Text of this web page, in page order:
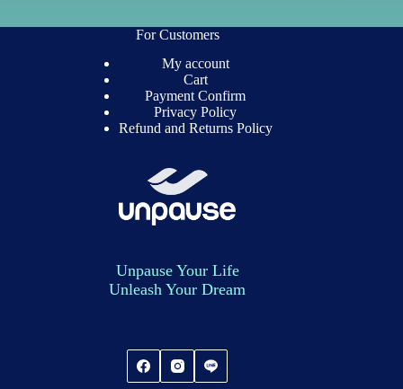
options
be
chosen
on
the
product
options
product
For Customers
My account
Cart
Payment Confirm
Privacy Policy
Refund and Returns Policy
Unpause Your Life
Unleash Your Dream